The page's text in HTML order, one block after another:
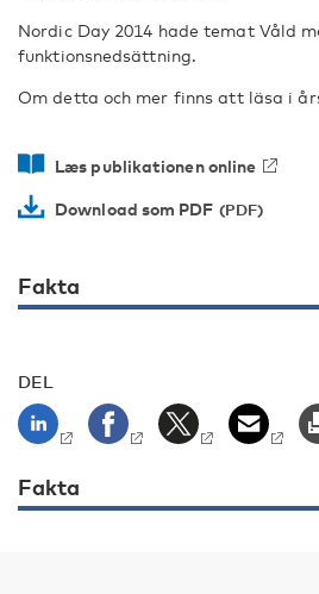
Nordic Day 2014 hade temat Våld
funktionsnedsättning.
Om detta och mer finns att läsa i
Læs publikationen online
Download som PDF
Fakta
DEL
Fakta